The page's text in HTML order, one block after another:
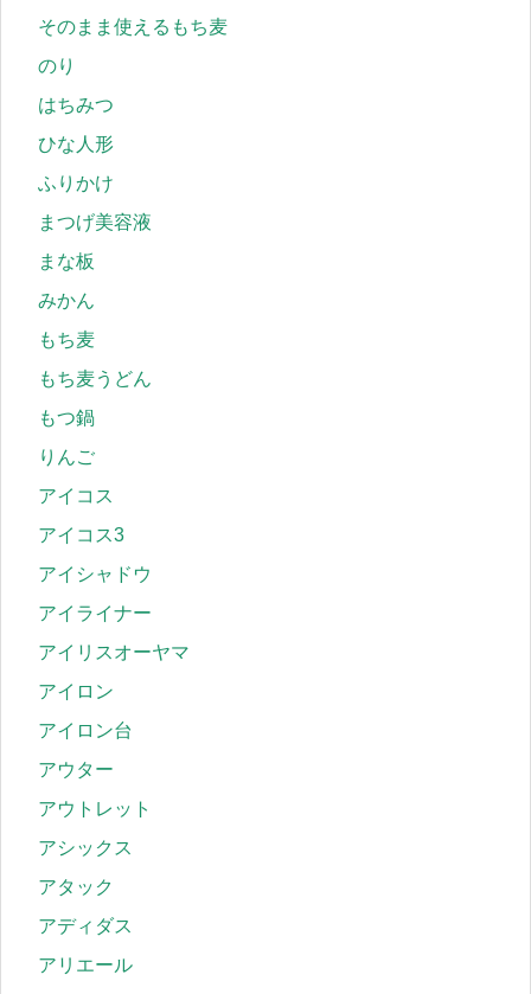
そのまま使えるもち麦
のり
はちみつ
ひな人形
ふりかけ
まつげ美容液
まな板
みかん
もち麦
もち麦うどん
もつ鍋
りんご
アイコス
アイコス3
アイシャドウ
アイライナー
アイリスオーヤマ
アイロン
アイロン台
アウター
アウトレット
アシックス
アタック
アディダス
アリエール